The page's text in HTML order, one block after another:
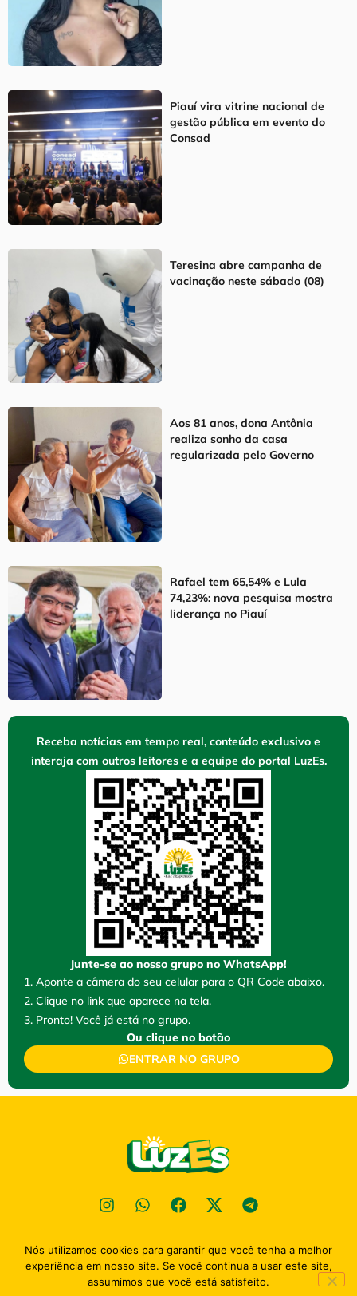
Piauí vira vitrine nacional de
gestão pública em evento do
Consad
Teresina abre campanha de
vacinação neste sábado (08)
Aos 81 anos, dona Antônia
realiza sonho da casa
regularizada pelo Governo
Rafael tem 65,54% e Lula
74,23%: nova pesquisa mostra
liderança no Piauí
Receba notícias em tempo real, conteúdo exclusivo e
interaja com outros leitores e a equipe do portal LuzEs.
Junte-se ao nosso grupo no WhatsApp!
1. Aponte a câmera do seu celular para o QR Code abaixo.
2. Clique no link que aparece na tela.
3. Pronto! Você já está no grupo.
Ou clique no botão
ENTRAR NO GRUPO
Política de privacidade
2026Portal Luz Esperaça - TODOS OS DIREITOS RESENVADOS
Nós utilizamos cookies para garantir que você tenha a melhor
experiência em nosso site. Se você continua a usar este site,
assumimos que você está satisfeito.